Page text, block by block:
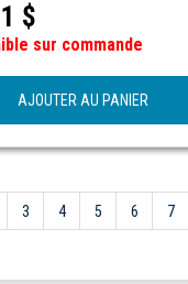
$
sur commande
AJOUTER AU PANIER
3 4 5 6 7